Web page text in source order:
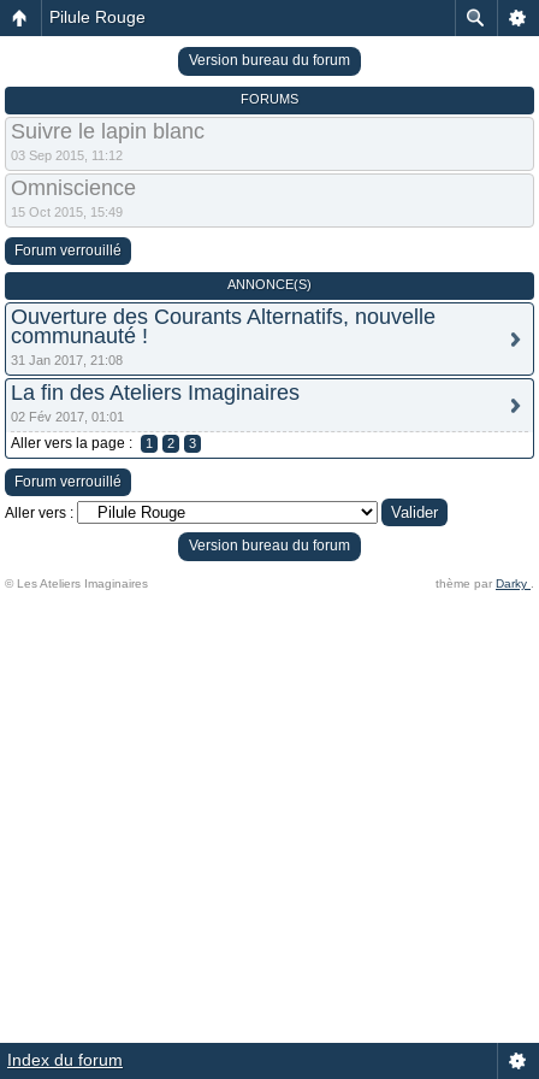
Pilule Rouge
Version bureau du forum
FORUMS
Suivre le lapin blanc
03 Sep 2015, 11:12
Omniscience
15 Oct 2015, 15:49
Forum verrouillé
ANNONCE(S)
Ouverture des Courants Alternatifs, nouvelle
communauté !
31 Jan 2017, 21:08
La fin des Ateliers Imaginaires
02 Fév 2017, 01:01
Aller vers la page : 1 2 3
Forum verrouillé
Aller vers :
Version bureau du forum
© Les Ateliers Imaginaires thème par Darky
Index du forum